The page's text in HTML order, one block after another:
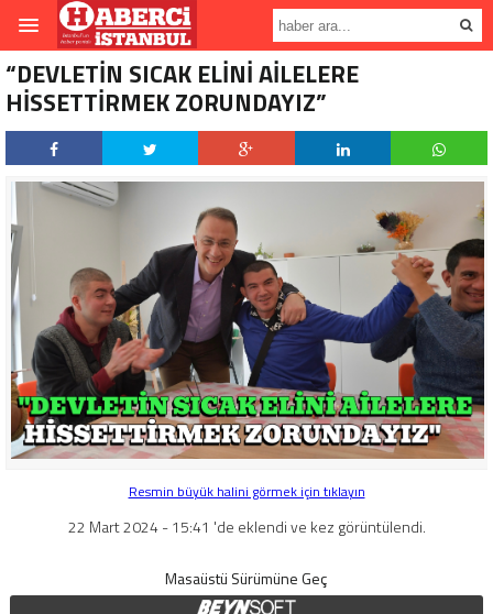
“DEVLETİN SICAK ELİNİ AİLELERE
HİSSETTİRMEK ZORUNDAYIZ”
Resmin büyük halini görmek için tıklayın
22 Mart 2024 - 15:41 'de eklendi ve kez görüntülendi.
Masaüstü Sürümüne Geç